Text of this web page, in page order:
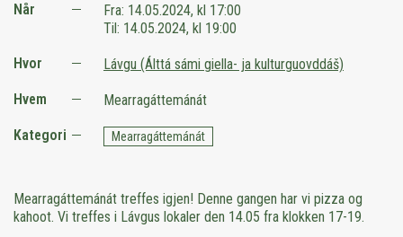
Når Fra: 14.05.2024, kl 17:00
Til: 14.05.2024, kl 19:00
Hvor Lávgu (Álttá sámi giella- ja kulturguovddáš)
Hvem Mearragáttemánát
Kategori Mearragáttemánát
Mearragáttemánát treffes igjen! Denne gangen har vi pizza og
kahoot. Vi treffes i Lávgus lokaler den 14.05 fra klokken 17-19.